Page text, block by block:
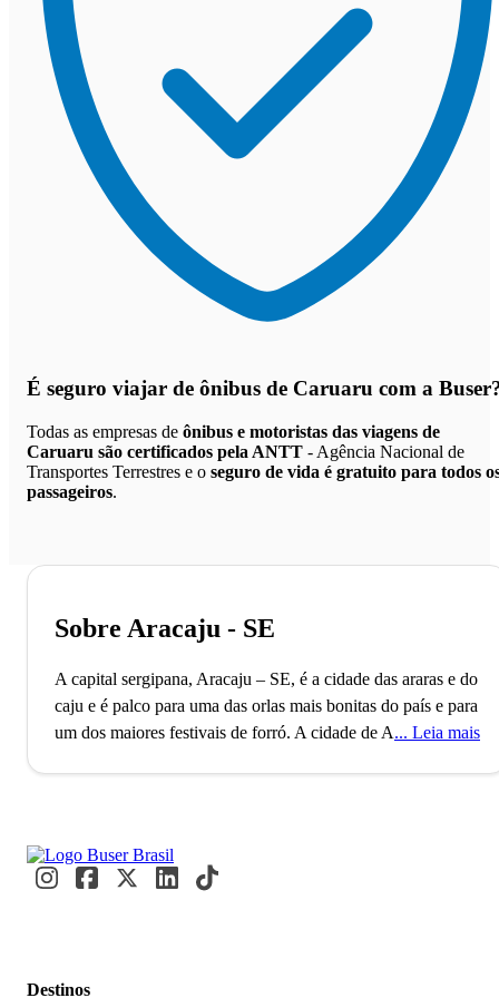
É seguro viajar de ônibus de Caruaru com a
Todas as empresas de ônibus e motoristas das viagens de
Caruaru são certificados pela ANTT - Agência Nacional de
Transportes Terrestres e o seguro de vida é gratuito para todos
passageiros.
Sobre Aracaju - SE
A capital sergipana, Aracaju – SE, é a cidade das araras e do
caju e é palco para uma das orlas mais bonitas do país e para
um dos maiores festivais de forró. A cidade de Aracaju é a
menor custo de vida do Brasil, é um importante centro
urbano, econômico, cultural e político para o país. Além
Leia mais
Destinos